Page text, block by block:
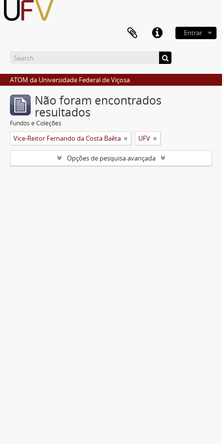
Entrar
ATOM da Universidade Federal de Viçosa
Não foram encontrados
resultados
Fundos e Coleções
Vice-Reitor Fernando da Costa Baêta UFV
Opções de pesquisa avançada